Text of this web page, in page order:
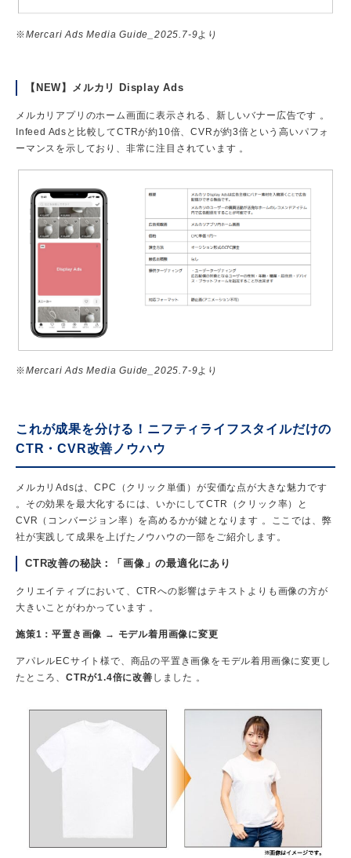
※Mercari Ads Media Guide_2025.7-9より
【NEW】メルカリ Display Ads
メルカリアプリのホーム画面に表示される、新しいバナー広告です 。
Infeed Adsと比較してCTRが約10倍、CVRが約3倍という高いパフォ
ーマンスを示しており、非常に注目されています 。
※Mercari Ads Media Guide_2025.7-9より
これが成果を分ける！ニフティライフスタイルだけの
CTR・CVR改善ノウハウ
メルカリAdsは、CPC（クリック単価）が安価な点が大きな魅力です
。その効果を最大化するには、いかにしてCTR（クリック率）と
CVR（コンバージョン率）を高めるかが鍵となります 。ここでは、弊
社が実践して成果を上げたノウハウの一部をご紹介します。
CTR改善の秘訣：「画像」の最適化にあり
クリエイティブにおいて、CTRへの影響はテキストよりも画像の方が
大きいことがわかっています 。
施策1：平置き画像 → モデル着用画像に変更
アパレルECサイト様で、商品の平置き画像をモデル着用画像に変更し
たところ、 CTRが1.4倍に改善 しました 。